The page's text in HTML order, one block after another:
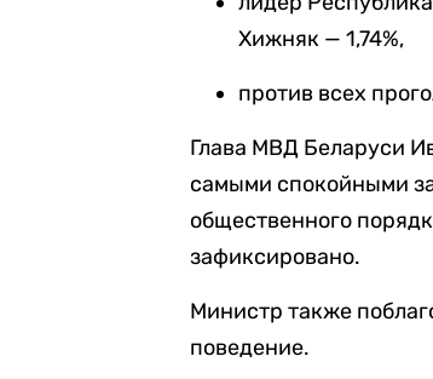
Хижняк — 1,74%,
против всех
Глава МВД Беларуси
самыми спокойными
общественного
зафиксировано.
Министр также
поведение.